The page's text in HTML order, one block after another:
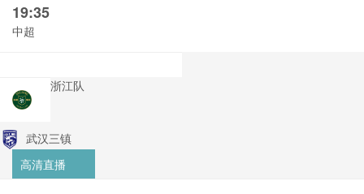
19:35
中超
浙江队
武汉三镇
高清直播